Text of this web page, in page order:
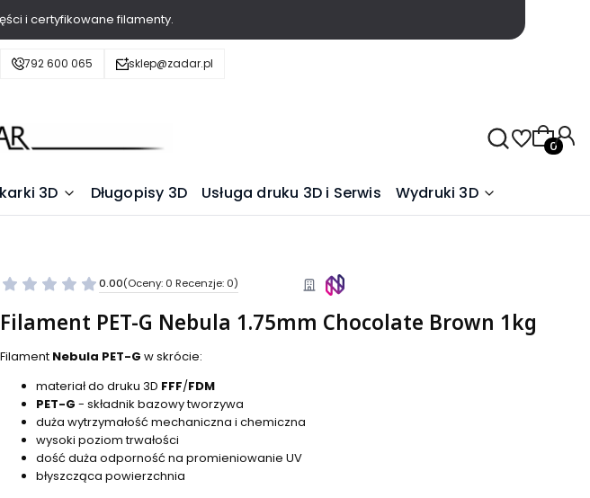
i certyfikowane filamenty.
792 600 065 sklep@zadar.pl
3D Długopisy 3D Usługa druku 3D i Serwis Wydruki 3D
0.00(Oceny: 0 Recenzje: 0)
Filament PET-G Nebula 1.75mm Chocolate Brown 1kg
Filament Nebula PET-G w skrócie:
materiał do druku 3D FFF/FDM
PET-G - składnik bazowy tworzywa
duża wytrzymałość mechaniczna i chemiczna
wysoki poziom trwałości
dość duża odporność na promieniowanie UV
błyszcząca powierzchnia